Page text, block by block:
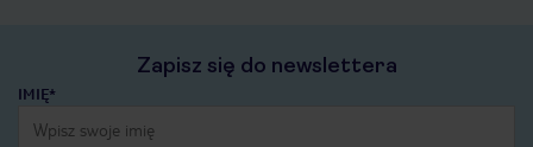
Zapisz się do newslettera
IMIĘ*